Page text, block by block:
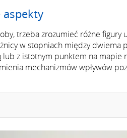
aspekty
trzeba zrozumieć różne figury
w stopniach między dwiema
z istotnym punktem na mapie
mechanizmów wpływów